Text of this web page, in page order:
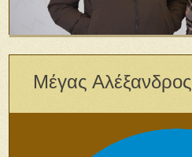
Μέγας Αλέξανδρος